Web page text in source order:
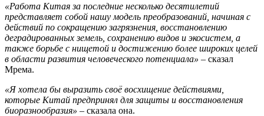
«Работа Китая за последние несколько десятилетий
представляет собой нашу модель преобразований, начиная с
действий по сокращению загрязнения, восстановлению
деградированных земель, сохранению видов и экосистем, а
также борьбе с нищетой и достижению более широких целей
в области развития человеческого потенциала» – сказал
Мрема.
«Я хотела бы выразить своё восхищение действиями,
которые Китай предпринял для защиты и восстановления
биоразнообразия» – сказала она.